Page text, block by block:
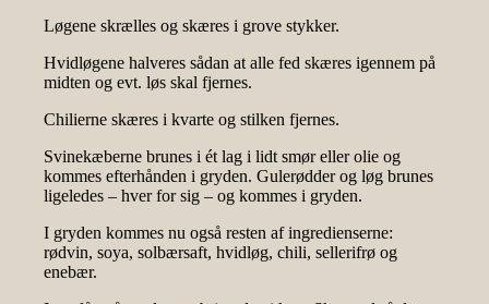
Løgene skrælles og skæres i grove stykker.
Hvidløgene halveres sådan at alle fed skæres igennem på
midten og evt. løs skal fjernes.
Chilierne skæres i kvarte og stilken fjernes.
Svinekæberne brunes i ét lag i lidt smør eller olie og
kommes efterhånden i gryden. Gulerødder og løg brunes
ligeledes – hver for sig – og kommes i gryden.
I gryden kommes nu også resten af ingredienserne:
rødvin, soya, solbærsaft, hvidløg, chili, sellerifrø og
enebær.